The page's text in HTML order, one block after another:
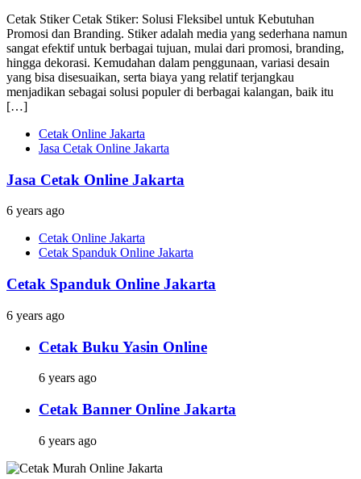
Cetak Stiker Cetak Stiker: Solusi Fleksibel untuk Kebutuhan
Promosi dan Branding. Stiker adalah media yang sederhana namun
sangat efektif untuk berbagai tujuan, mulai dari promosi, branding,
hingga dekorasi. Kemudahan dalam penggunaan, variasi desain
yang bisa disesuaikan, serta biaya yang relatif terjangkau
menjadikan sebagai solusi populer di berbagai kalangan, baik itu
[…]
Cetak Online Jakarta
Jasa Cetak Online Jakarta
Jasa Cetak Online Jakarta
6 years ago
Cetak Online Jakarta
Cetak Spanduk Online Jakarta
Cetak Spanduk Online Jakarta
6 years ago
Cetak Buku Yasin Online
6 years ago
Cetak Banner Online Jakarta
6 years ago